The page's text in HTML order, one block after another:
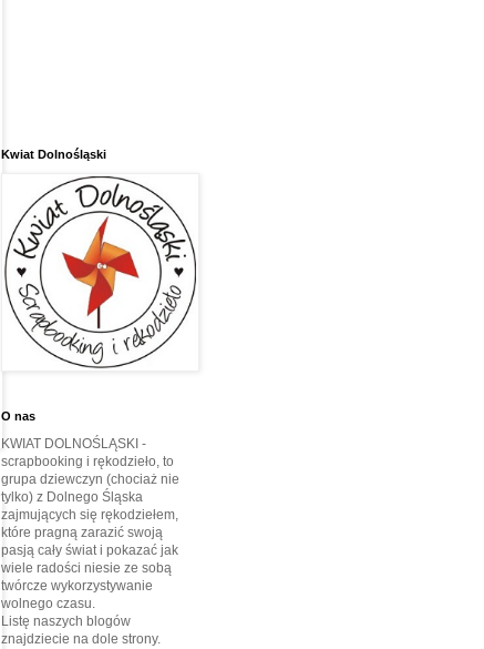
Kwiat Dolnośląski
O nas
KWIAT DOLNOŚLĄSKI -
scrapbooking i rękodzieło, to
grupa dziewczyn (chociaż nie
tylko) z Dolnego Śląska
zajmujących się rękodziełem,
które pragną zarazić swoją
pasją cały świat i pokazać jak
wiele radości niesie ze sobą
twórcze wykorzystywanie
wolnego czasu.
Listę naszych blogów
znajdziecie na dole strony.